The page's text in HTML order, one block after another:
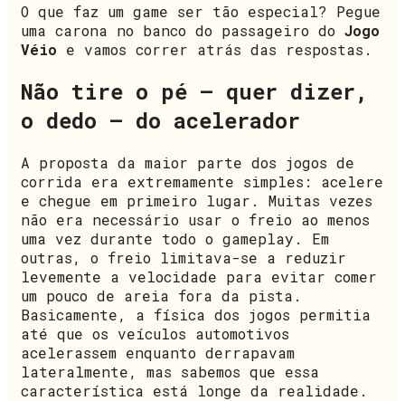
O que faz um game ser tão especial? Pegue
uma carona no banco do passageiro do Jogo
Véio e vamos correr atrás das respostas.
Não tire o pé – quer dizer,
o dedo – do acelerador
A proposta da maior parte dos jogos de
corrida era extremamente simples: acelere
e chegue em primeiro lugar. Muitas vezes
não era necessário usar o freio ao menos
uma vez durante todo o gameplay. Em
outras, o freio limitava-se a reduzir
levemente a velocidade para evitar comer
um pouco de areia fora da pista.
Basicamente, a física dos jogos permitia
até que os veículos automotivos
acelerassem enquanto derrapavam
lateralmente, mas sabemos que essa
característica está longe da realidade.